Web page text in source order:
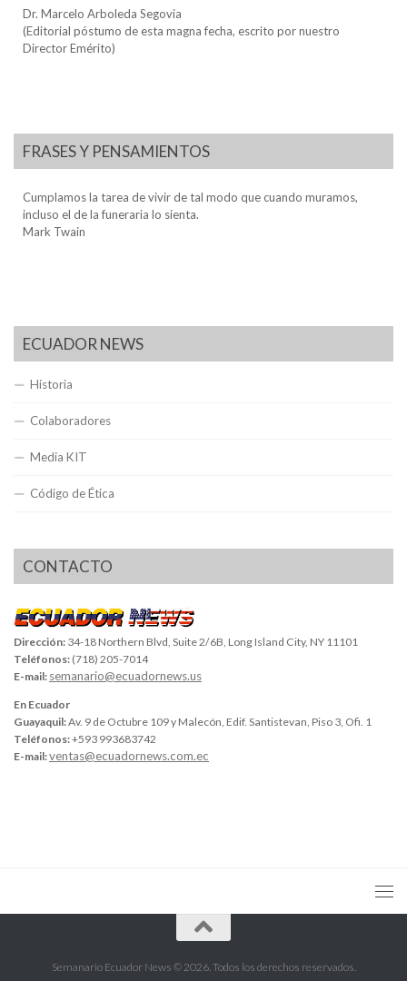
Dr. Marcelo Arboleda Segovia
(Editorial póstumo de esta magna fecha, escrito por nuestro
Director Emérito)
FRASES Y PENSAMIENTOS
Cumplamos la tarea de vivir de tal modo que cuando muramos,
incluso el de la funeraria lo sienta.
Mark Twain
ECUADOR NEWS
Historia
Colaboradores
Media KIT
Código de Ética
CONTACTO
Dirección: 34-18 Northern Blvd, Suite 2/6B, Long Island City, NY 11101
Teléfonos: (718) 205-7014
E-mail: semanario@ecuadornews.us
En Ecuador
Guayaquil:Av. 9 de Octubre 109 y Malecón, Edif. Santistevan, Piso 3, Ofi. 1
Teléfonos:+593 993683742
E-mail:ventas@ecuadornews.com.ec
Semanario Ecuador News © 2026. Todos los derechos reservados.